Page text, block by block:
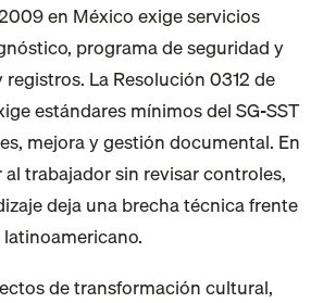
en México exige servicios
programa de seguridad y
La Resolución 0312 de
estándares mínimos del SG-SST
mejora y gestión documental. En
trabajador sin revisar controles,
deja una brecha técnica frente
de transformación cultural,